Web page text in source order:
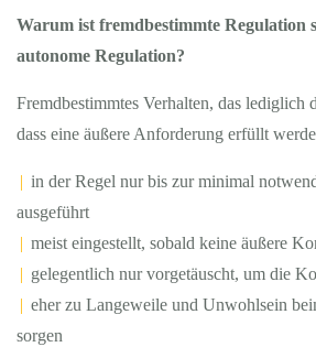
Warum ist fremdbestimmte Regulation
autonome Regulation?
Fremdbestimmtes Verhalten, das lediglich
dass eine äußere Anforderung erfüllt
| in der Regel nur bis zur minimal
ausgeführt
| meist eingestellt, sobald keine äußere
| gelegentlich nur vorgetäuscht, um die
| eher zu Langeweile und Unwohlsein
sorgen